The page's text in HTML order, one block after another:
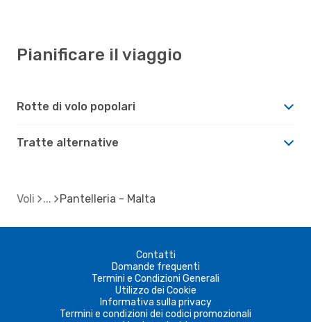
Pianificare il viaggio
Rotte di volo popolari
Tratte alternative
Voli Pantelleria - Malta
Contatti
Domande frequenti
Termini e Condizioni Generali
Utilizzo dei Cookie
Informativa sulla privacy
Termini e condizioni dei codici promozionali